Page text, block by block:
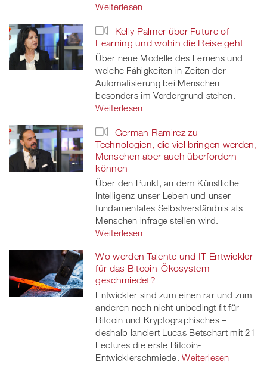
Weiterlesen
Kelly Palmer über Future of
Learning und wohin die Reise geht
Über neue Modelle des Lernens und
welche Fähigkeiten in Zeiten der
Automatisierung bei Menschen
besonders im Vordergrund stehen.
Weiterlesen
German Ramirez zu
Technologien, die viel bringen werden,
Menschen aber auch überfordern
können
Über den Punkt, an dem Künstliche
Intelligenz unser Leben und unser
fundamentales Selbstverständnis als
Menschen infrage stellen wird.
Weiterlesen
Wo werden Talente und IT-Entwickler
für das Bitcoin-Ökosystem
geschmiedet?
Entwickler sind zum einen rar und zum
anderen noch nicht unbedingt fit für
Bitcoin und Kryptographisches –
deshalb lanciert Lucas Betschart mit 21
Lectures die erste Bitcoin-
Entwicklerschmiede. Weiterlesen